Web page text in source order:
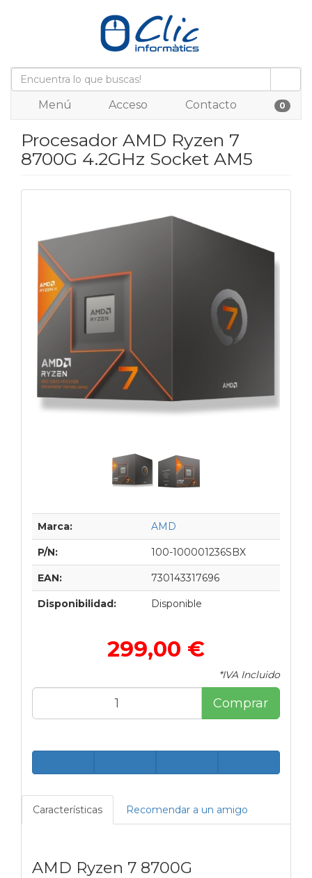
Menú Acceso Contacto 0
Procesador AMD Ryzen 7
8700G 4.2GHz Socket AM5
Marca: AMD
P/N: 100-100001236SBX
EAN: 730143317696
Disponibilidad: Disponible
299,00 €
*IVA Incluido
Comprar
Características Recomendar a un amigo
AMD Ryzen 7 8700G